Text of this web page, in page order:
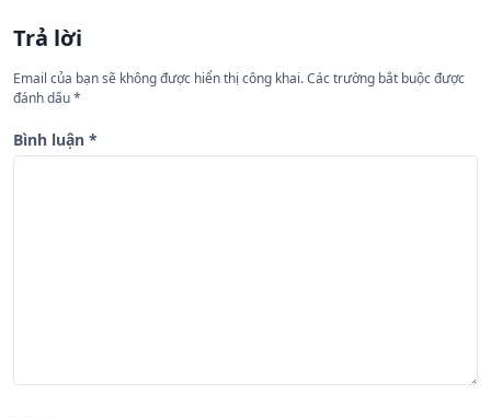
ớ
n
g
b
Trả lời
Email của bạn sẽ không được hiển thị công khai.Các trường bắt buộc được
đánh dấu*
Bình luận *